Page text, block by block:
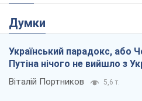
Думки
Український парадокс, або
Путіна нічого не вийшло з
Віталій Портников 5,6 т.